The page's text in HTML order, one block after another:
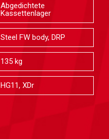
Abgedichtete
Kassettenlager
Steel FW body, DRP
135 kg
HG11, XDr